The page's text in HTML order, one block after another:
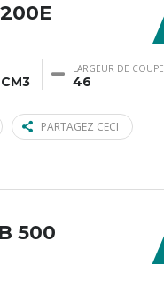
LARGEUR DE COUPE
46
PARTAGEZ CECI
500